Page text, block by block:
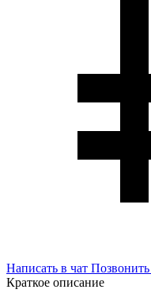
Написать в чат
Краткое описание